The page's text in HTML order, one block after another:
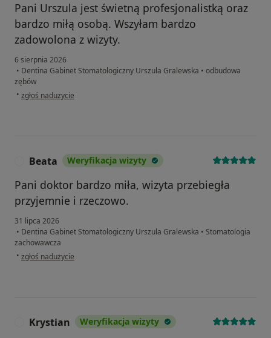
Pani Urszula jest świetną profesjonalistką oraz
bardzo miłą osobą. Wszyłam bardzo
zadowolona z wizyty.
6 sierpnia 2026
• Dentina Gabinet Stomatologiczny Urszula Gralewska • odbudowa
zębów
• w opinii użytkownika Marta Nachyła
zgłoś nadużycie
Beata Weryfikacja wizyty
Pani doktor bardzo miła, wizyta przebiegła
przyjemnie i rzeczowo.
31 lipca 2026
• Dentina Gabinet Stomatologiczny Urszula Gralewska • Stomatologia
zachowawcza
• w opinii użytkownika Beata
zgłoś nadużycie
Krystian Weryfikacja wizyty